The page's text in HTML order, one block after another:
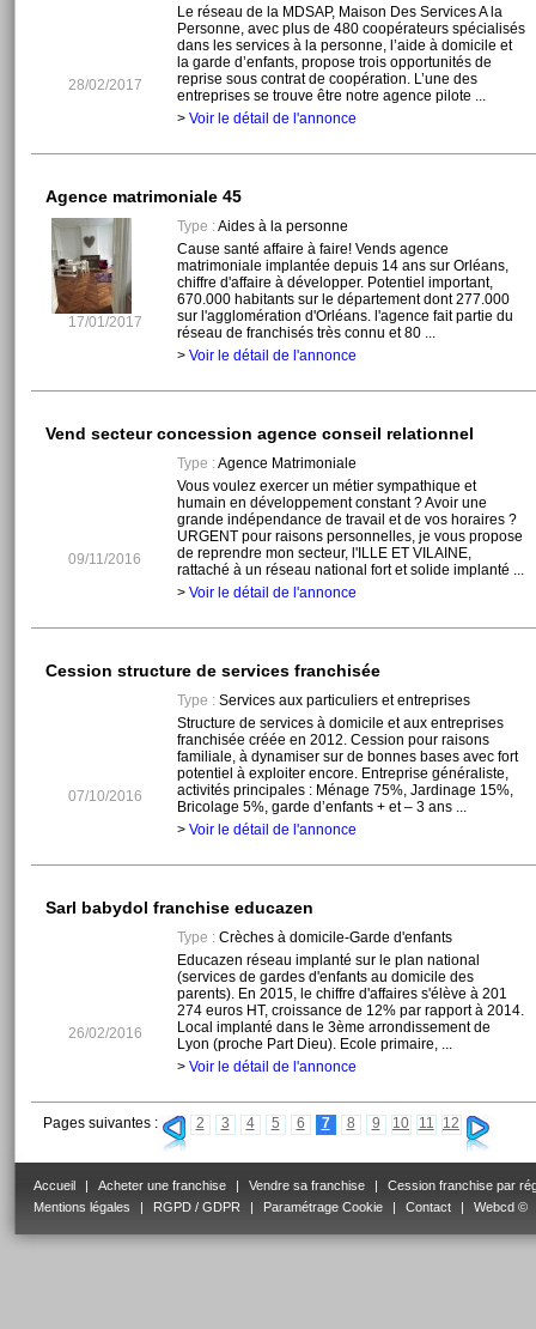
28/02/2017
Le réseau de la MDSAP, Maison Des Services A la
Personne, avec plus de 480 coopérateurs spécialisés
dans les services à la personne, l’aide à domicile et
la garde d’enfants, propose trois opportunités de
reprise sous contrat de coopération. L’une des
entreprises se trouve être notre agence pilote ...
> Voir le détail de l'annonce
Agence matrimoniale 45
17/01/2017
Type :Aides à la personne
Cause santé affaire à faire! Vends agence
matrimoniale implantée depuis 14 ans sur Orléans,
chiffre d'affaire à développer. Potentiel important,
670.000 habitants sur le département dont 277.000
sur l'agglomération d'Orléans. l'agence fait partie du
réseau de franchisés très connu et 80 ...
> Voir le détail de l'annonce
Vend secteur concession agence conseil relationnel
09/11/2016
Type :Agence Matrimoniale
Vous voulez exercer un métier sympathique et
humain en développement constant ? Avoir une
grande indépendance de travail et de vos horaires ?
URGENT pour raisons personnelles, je vous propose
de reprendre mon secteur, l'ILLE ET VILAINE,
rattaché à un réseau national fort et solide implanté ...
> Voir le détail de l'annonce
Cession structure de services franchisée
07/10/2016
Type :Services aux particuliers et entreprises
Structure de services à domicile et aux entreprises
franchisée créée en 2012. Cession pour raisons
familiale, à dynamiser sur de bonnes bases avec fort
potentiel à exploiter encore. Entreprise généraliste,
activités principales : Ménage 75%, Jardinage 15%,
Bricolage 5%, garde d’enfants + et – 3 ans ...
> Voir le détail de l'annonce
Sarl babydol franchise educazen
26/02/2016
Type :Crèches à domicile-Garde d'enfants
Educazen réseau implanté sur le plan national
(services de gardes d'enfants au domicile des
parents). En 2015, le chiffre d'affaires s'élève à 201
274 euros HT, croissance de 12% par rapport à 2014.
Local implanté dans le 3ème arrondissement de
Lyon (proche Part Dieu). Ecole primaire, ...
> Voir le détail de l'annonce
Pages suivantes : 2 3 4 5 6 7 8 9 10 11 12
Accueil Acheter une franchise Vendre sa franchise
Cession franchise par
Mentions légales
RGPD / GDPR Paramétrage Cookie Contact Webcd ©